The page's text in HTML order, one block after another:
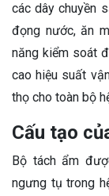
các dây chuyền
đọng nước, ăn
năng kiểm soát
cao hiệu suất
thọ cho toàn bộ
Cấu tạo
Bộ tách ẩm
ngưng tụ trong